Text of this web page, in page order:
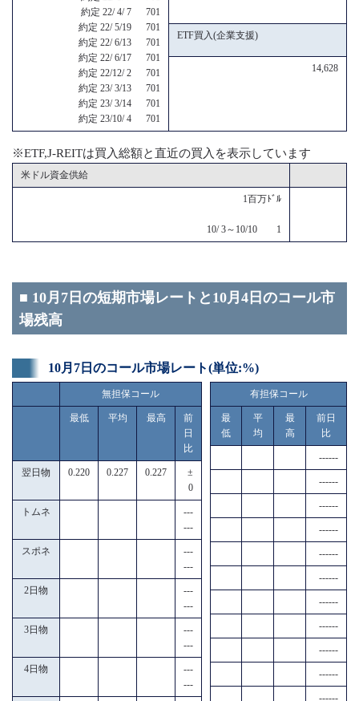
約定 22/ 4/ 7 701
約定 22/ 5/19 701
約定 22/ 6/13 701
約定 22/ 6/17 701
約定 22/12/ 2 701
約定 23/ 3/13 701
約定 23/ 3/14 701
約定 23/10/ 4 701
ETF買入(企業支援)
14,628
※ETF,J-REITは買入総額と直近の買入を表示しています
米ドル資金供給
1百万ﾄﾞﾙ
10/ 3～10/10 1
■ 10月7日の短期市場レートと10月4日のコール市
場残高
10月7日のコール市場レート(単位:%)
無担保コール
最低 平均 最高
前
日
比
翌日物 0.220 0.227 0.227
±
0
トムネ
---
---
スポネ
---
---
2日物
---
---
3日物
---
---
4日物
---
---
有担保コール
最
低
平
均
最
高
前日
比
------
------
------
------
------
------
------
------
------
------
------